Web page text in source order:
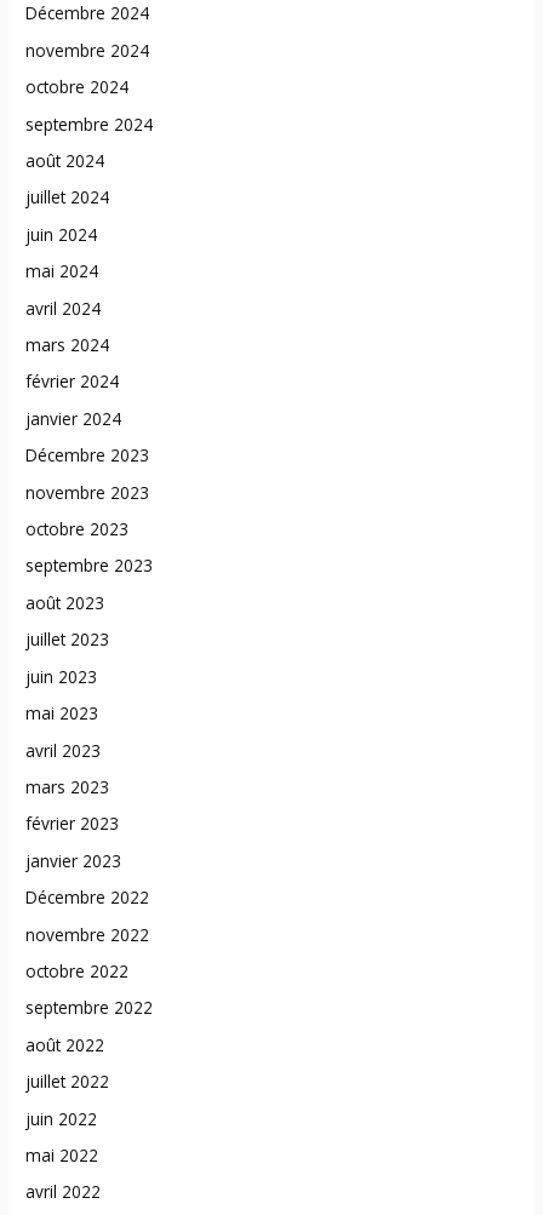
Décembre 2024
novembre 2024
octobre 2024
septembre 2024
août 2024
juillet 2024
juin 2024
mai 2024
avril 2024
mars 2024
février 2024
janvier 2024
Décembre 2023
novembre 2023
octobre 2023
septembre 2023
août 2023
juillet 2023
juin 2023
mai 2023
avril 2023
mars 2023
février 2023
janvier 2023
Décembre 2022
novembre 2022
octobre 2022
septembre 2022
août 2022
juillet 2022
juin 2022
mai 2022
avril 2022